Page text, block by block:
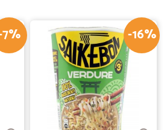
31/10/2021
serio, consigliato.
15/07/2020
-16%